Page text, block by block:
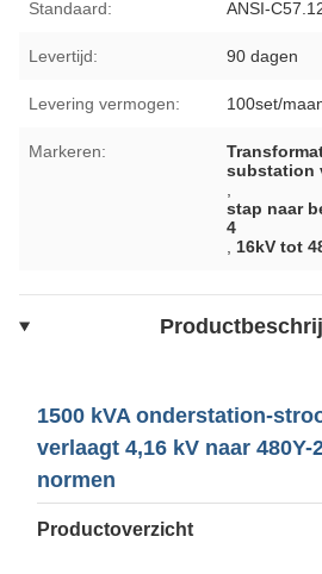
Standaard: ANSI-
Levertijd: 90 dagen
Levering vermogen: 100set/
Markeren:
substation
stap naar
4
16kV tot
1500 kVA onderstation-
verlaagt 4,16 kV naar 480Y-
normen
Productoverzicht